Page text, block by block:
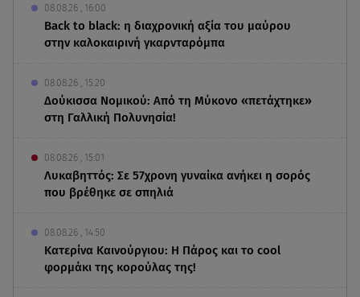
08.08.26 , 16:00
Back to black: η διαχρονική αξία του μαύρου
στην καλοκαιρινή γκαρνταρόμπα
08.08.26 , 15:20
Δούκισσα Νομικού: Από τη Μύκονο «πετάχτηκε»
στη Γαλλική Πολυνησία!
08.08.26 , 15:01
Λυκαβηττός: Σε 57χρονη γυναίκα ανήκει η σορός
που βρέθηκε σε σπηλιά
08.08.26 , 14:50
Κατερίνα Καινούργιου: Η Πάρος και το cool
φορμάκι της κορούλας της!